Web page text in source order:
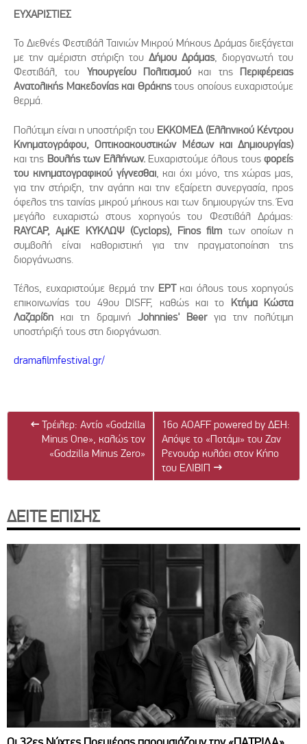
ΕΥΧΑΡΙΣΤΙΕΣ
Το Διεθνές Φεστιβάλ Ταινιών Μικρού Μήκους Δράμας διεξάγεται
με την αμέριστη στήριξη του Δήμου Δράμας, διοργανωτή του
Φεστιβάλ, του Υπουργείου Πολιτισμού και της Περιφέρειας
Ανατολικής Μακεδονίας και Θράκηςτους οποίους ευχαριστούμε
θερμά.
Πολύτιμη είναι η υποστήριξη του ΕΚΚΟΜΕΔ (Ελληνικού Κέντρου
Κινηματογράφου, Οπτικοακουστικών Μέσων και Δημιουργίας)
και της Βουλής των Ελλήνων. Ευχαριστούμε όλους τους φορείς
του κινηματογραφικού γίγνεσθαι, και όχι μόνο, της χώρας μας,
για την στήριξη, την αγάπη και την εξαίρετη συνεργασία, προς
όφελος της ταινίας μικρού μήκους και των δημιουργών της. Ένα
μεγάλο ευχαριστώ στους χορηγούς του Φεστιβάλ Δράμας:
RAYCAP, ΑμΚΕ ΚΥΚΛΩΨ (Cyclops), Finos film των οποίων η
συμβολή είναι καθοριστική για την πραγματοποίηση της
διοργάνωσης.
Τέλος, ευχαριστούμε θερμά την ΕΡΤ και όλους τους χορηγούς
επικοινωνίας του 49ου DISFF, καθώς και το Κτήμα Κώστα
Λαζαρίδη και τη δραμινή Johnnies' Beerγια την πολύτιμη
υποστήριξή τους στη διοργάνωση.
dramafilmfestival.gr/
← Τρέιλερ: Αντίο «Godzilla
Minus One», καλώς τον
«Godzilla Minus Zero»
16ο AOAFF powered by ΔΕΗ:
Απόψε το «Ποτάμι» του Ζαν
Ρενουάρ κυλάει στον Κήπο
του ΕΛΙΒΙΠ →
ΔΕΙΤΕ ΕΠΙΣΗΣ